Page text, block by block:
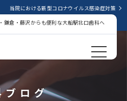
当院における新型コロナウイルス感染症対策
鎌倉・藤沢からも便利な大船駅北口歯科へ
ブログ